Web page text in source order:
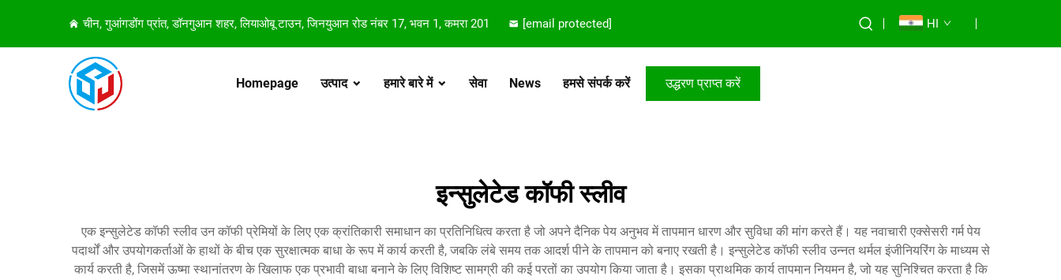
चीन, गुआंगडोंग प्रांत, डॉनगुआन शहर, लियाओबू टाउन, जिनयुआन रोड नंबर 17, भवन 1, कमरा 201 [email protected] HI
Homepage उत्पाद हमारे बारे में सेवा News हमसे संपर्क करें उद्धरण प्राप्त करें
इन्सुलेटेड कॉफी स्लीव
एक इन्सुलेटेड कॉफी स्लीव उन कॉफी प्रेमियों के लिए एक क्रांतिकारी समाधान का प्रतिनिधित्व करता है जो अपने दैनिक पेय अनुभव में तापमान धारण और सुविधा की मांग करते हैं। यह नवाचारी एक्सेसरी गर्म पेय
पदार्थों और उपयोगकर्ताओं के हाथों के बीच एक सुरक्षात्मक बाधा के रूप में कार्य करती है, जबकि लंबे समय तक आदर्श पीने के तापमान को बनाए रखती है। इन्सुलेटेड कॉफी स्लीव उन्नत थर्मल इंजीनियरिंग के माध्यम से
कार्य करती है, जिसमें ऊष्मा स्थानांतरण के खिलाफ एक प्रभावी बाधा बनाने के लिए विशिष्ट सामग्री की कई परतों का उपयोग किया जाता है। इसका प्राथमिक कार्य तापमान नियमन है, जो यह सुनिश्चित करता है कि